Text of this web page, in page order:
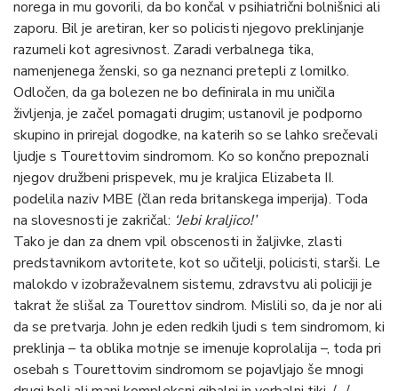
norega in mu govorili, da bo končal v psihiatrični bolnišnici ali
zaporu. Bil je aretiran, ker so policisti njegovo preklinjanje
razumeli kot agresivnost. Zaradi verbalnega tika,
namenjenega ženski, so ga neznanci pretepli z lomilko.
Odločen, da ga bolezen ne bo definirala in mu uničila
življenja, je začel pomagati drugim; ustanovil je podporno
skupino in prirejal dogodke, na katerih so se lahko srečevali
ljudje s Tourettovim sindromom. Ko so končno prepoznali
njegov družbeni prispevek, mu je kraljica Elizabeta II.
podelila naziv MBE (član reda britanskega imperija). Toda
na slovesnosti je zakričal: ‘Jebi kraljico!’
Tako je dan za dnem vpil obscenosti in žaljivke, zlasti
predstavnikom avtoritete, kot so učitelji, policisti, starši. Le
malokdo v izobraževalnem sistemu, zdravstvu ali policiji je
takrat že slišal za Tourettov sindrom. Mislili so, da je nor ali
da se pretvarja. John je eden redkih ljudi s tem sindromom, ki
preklinja – ta oblika motnje se imenuje koprolalija –, toda pri
osebah s Tourettovim sindromom se pojavljajo še mnogi